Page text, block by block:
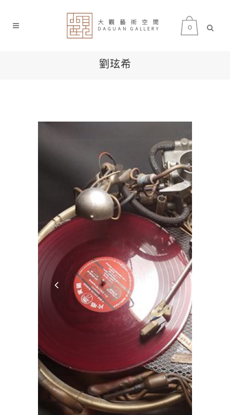
0
劉玹希